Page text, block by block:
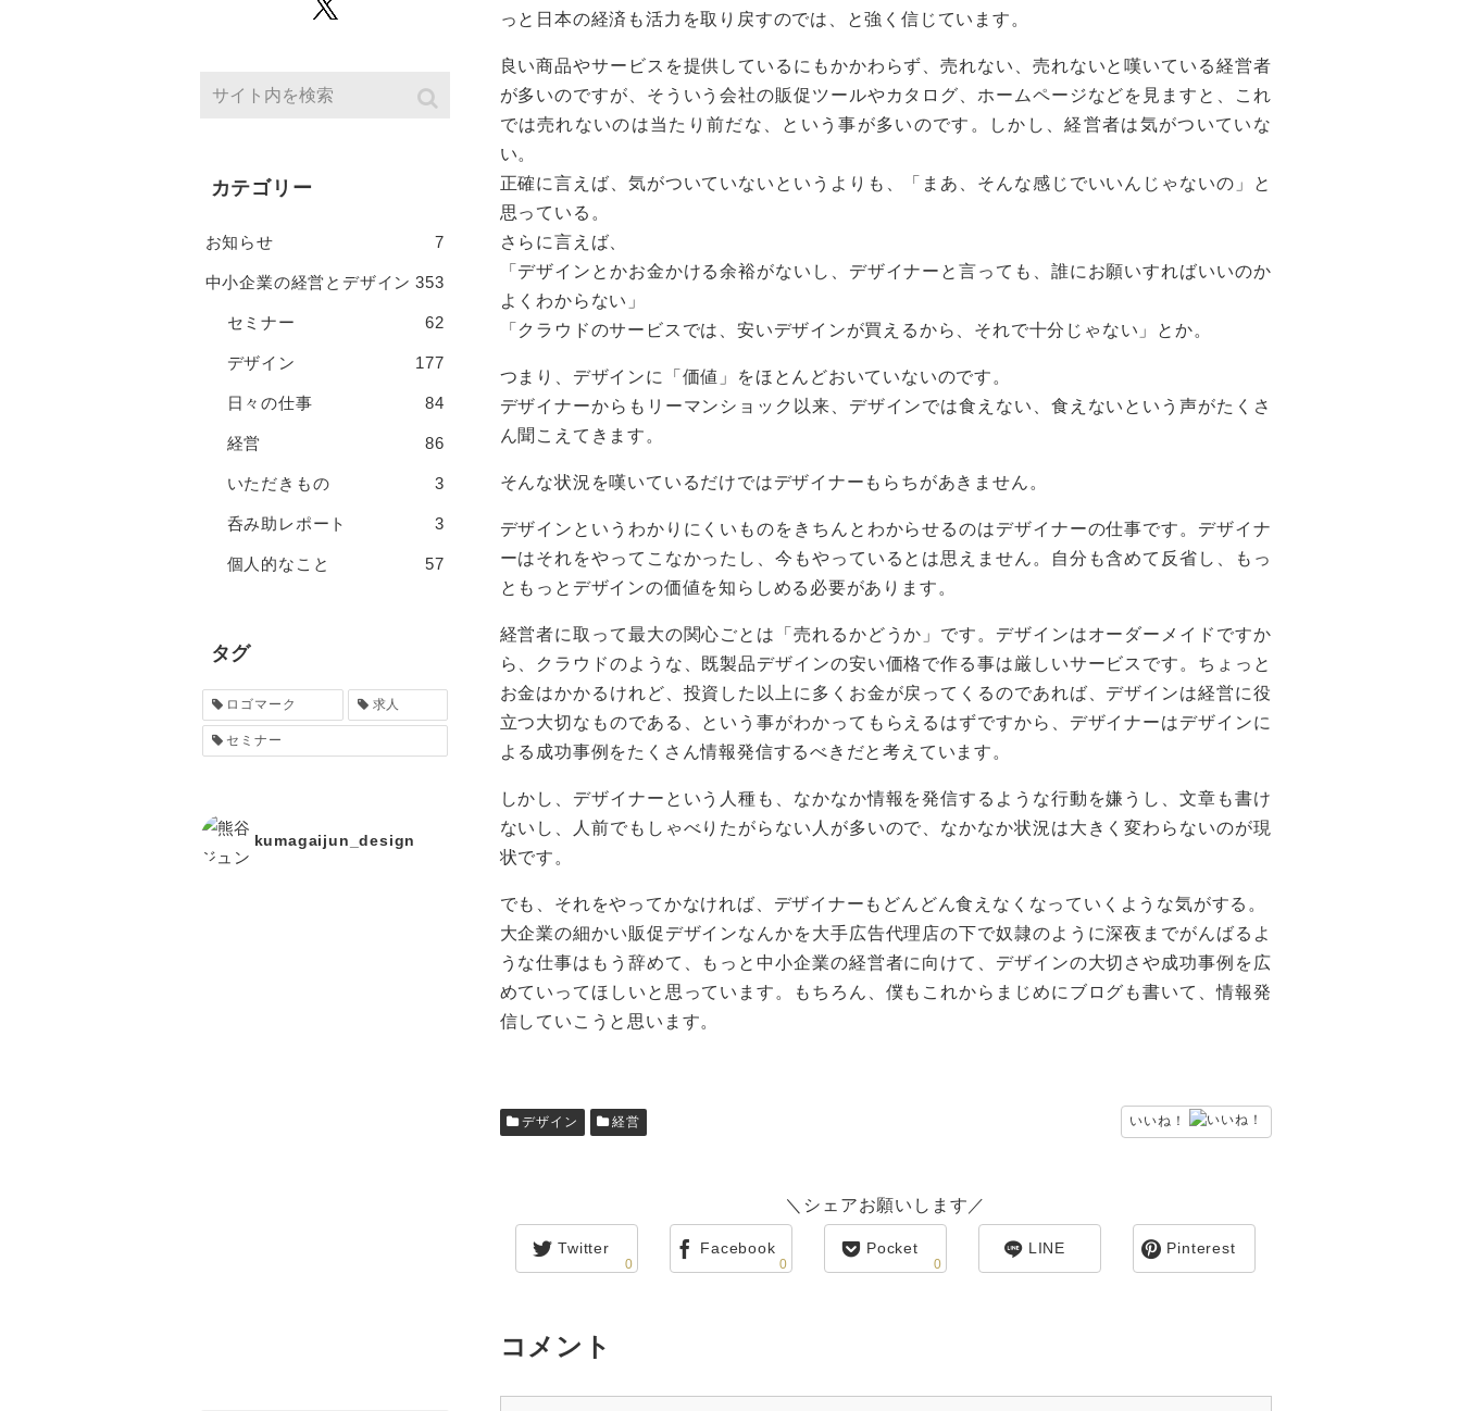
っと日本の経済も活力を取り戻すのでは、と強く信じています。
良い商品やサービスを提供しているにもかかわらず、売れない、売れないと嘆いている経営者
が多いのですが、そういう会社の販促ツールやカタログ、ホームページなどを見ますと、これ
では売れないのは当たり前だな、という事が多いのです。しかし、経営者は気がついていな
い。
正確に言えば、気がついていないというよりも、「まあ、そんな感じでいいんじゃないの」と
思っている。
さらに言えば、
「デザインとかお金かける余裕がないし、デザイナーと言っても、誰にお願いすればいいのか
よくわからない」
「クラウドのサービスでは、安いデザインが買えるから、それで十分じゃない」とか。
つまり、デザインに「価値」をほとんどおいていないのです。
デザイナーからもリーマンショック以来、デザインでは食えない、食えないという声がたくさ
ん聞こえてきます。
そんな状況を嘆いているだけではデザイナーもらちがあきません。
デザインというわかりにくいものをきちんとわからせるのはデザイナーの仕事です。デザイナ
ーはそれをやってこなかったし、今もやっているとは思えません。自分も含めて反省し、もっ
ともっとデザインの価値を知らしめる必要があります。
経営者に取って最大の関心ごとは「売れるかどうか」です。デザインはオーダーメイドですか
ら、クラウドのような、既製品デザインの安い価格で作る事は厳しいサービスです。ちょっと
お金はかかるけれど、投資した以上に多くお金が戻ってくるのであれば、デザインは経営に役
立つ大切なものである、という事がわかってもらえるはずですから、デザイナーはデザインに
よる成功事例をたくさん情報発信するべきだと考えています。
しかし、デザイナーという人種も、なかなか情報を発信するような行動を嫌うし、文章も書け
ないし、人前でもしゃべりたがらない人が多いので、なかなか状況は大きく変わらないのが現
状です。
でも、それをやってかなければ、デザイナーもどんどん食えなくなっていくような気がする。
大企業の細かい販促デザインなんかを大手広告代理店の下で奴隷のように深夜までがんばるよ
うな仕事はもう辞めて、もっと中小企業の経営者に向けて、デザインの大切さや成功事例を広
めていってほしいと思っています。もちろん、僕もこれからまじめにブログも書いて、情報発
信していこうと思います。
いいね！
デザイン 経営
＼シェアお願いします／
Twitter
0
Facebook
0
Pocket
0
LINE Pinterest
コメント
カテゴリー
お知らせ 7
中小企業の経営とデザイン 353
セミナー 62
デザイン 177
日々の仕事 84
経営 86
いただきもの 3
呑み助レポート 3
個人的なこと 57
タグ
ロゴマーク 求人
セミナー
kumagaijun_design